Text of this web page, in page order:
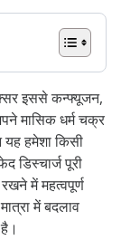
of White
होता
इससे कन्फ्यूजन,
मासिक धर्म चक्र
हमेशा किसी
डिस्चार्ज पूरी
में महत्वपूर्ण
में बदलाव